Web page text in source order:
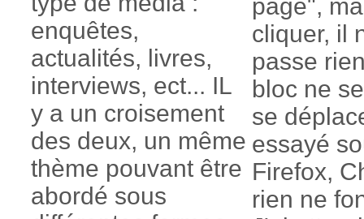
enquêtes,
actualités, livres,
interviews, ect... IL
y a un croisement
des deux, un même
thème pouvant être
abordé sous
page",
cliquer, il
passe
bloc ne
se
essayé
Firefox,
rien ne